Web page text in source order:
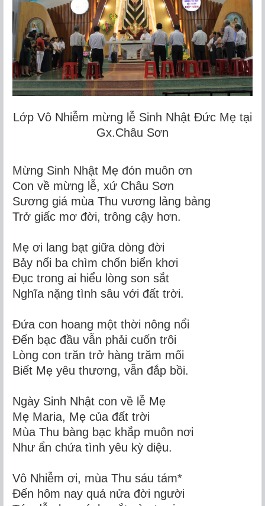
Lớp Vô Nhiễm mừng lễ Sinh Nhật Đức Mẹ tại
Gx.Châu Sơn
Mừng Sinh Nhật Mẹ đón muôn ơn
Con về mừng lễ, xứ Châu Sơn
Sương giá mùa Thu vương lảng bảng
Trở giấc mơ đời, trông cậy hơn.
Mẹ ơi lang bạt giữa dòng đời
Bảy nổi ba chìm chốn biển khơi
Đục trong ai hiểu lòng son sắt
Nghĩa nặng tình sâu với đất trời.
Đứa con hoang một thời nông nổi
Đến bạc đầu vẫn phải cuốn trôi
Lòng con trăn trở hàng trăm mối
Biết Mẹ yêu thương, vẫn đắp bồi.
Ngày Sinh Nhật con về lễ Mẹ
Mẹ Maria, Mẹ của đất trời
Mùa Thu bàng bạc khắp muôn nơi
Như ẩn chứa tình yêu kỳ diệu.
Vô Nhiễm ơi, mùa Thu sáu tám*
Đến hôm nay quá nửa đời người